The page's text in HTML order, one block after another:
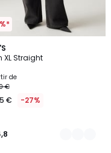
XL Straight
de
€
€ -27%